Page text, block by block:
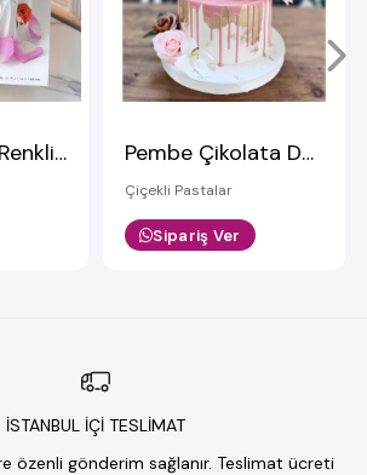
Wafer Paper Renkli Çiçekli Pasta Pembe Çikolata Detaylı Tasarım Pasta
Çiçekli Pastalar
Sipariş Ver
İSTANBUL İÇİ TESLİMAT
özenli gönderim sağlanır. Teslimat ücreti